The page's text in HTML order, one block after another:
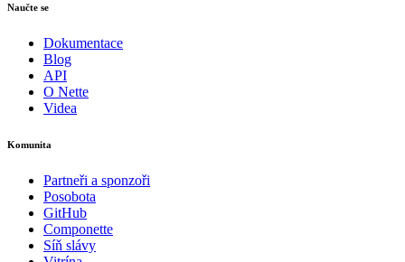
Naučte se
Dokumentace
Blog
API
O Nette
Videa
Komunita
Partneři a sponzoři
Posobota
GitHub
Componette
Síň slávy